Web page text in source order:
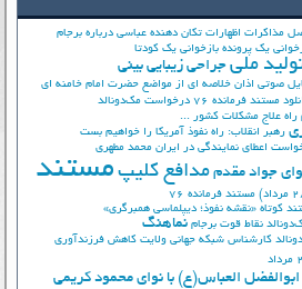
مذاکرات اظهارات تکان دهنده عباسی درباره برجام
یک پرونده بازخوانی یک کودتا
ملی جراحی زیبایی بینی
صوتی اذان خلاصه ای از مواضع حضرت امام خامنه ای
مستند فرمانده 76
درخواست مک‌دونالد
راه علاج مشکلات کشور ...
رهبر انقلاب: راه نفوذ آمریکا را خواهیم بست
اعطای نمایندگی در ایران محمد مطهری
جواد مقدم مدافع کلیپ مستند
مستند فرمانده 76
کوتاه «نقشه نفوذ؛ دیپلماسی همبرگری»
نقاط قوت برجام نماهنگ
کارشناس شبکه جهانی ولایت کاهش فرزندآوری
العباس(ع) با نوای محمود کریمی